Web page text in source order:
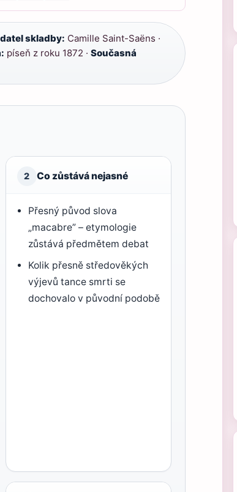
skladby: Camille Saint-Saëns ·
píseň z roku 1872 · Současná
2 Co zůstává nejasné
Přesný původ slova
„macabre” – etymologie
zůstává předmětem debat
Kolik přesně středověkých
výjevů tance smrti se
dochovalo v původní podobě